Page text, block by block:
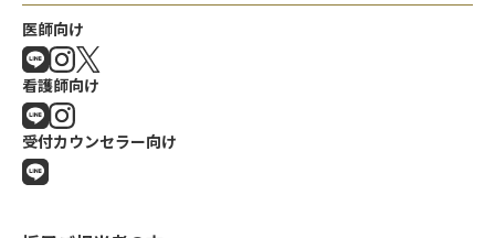
医師向け
看護師向け
受付カウンセラー向け